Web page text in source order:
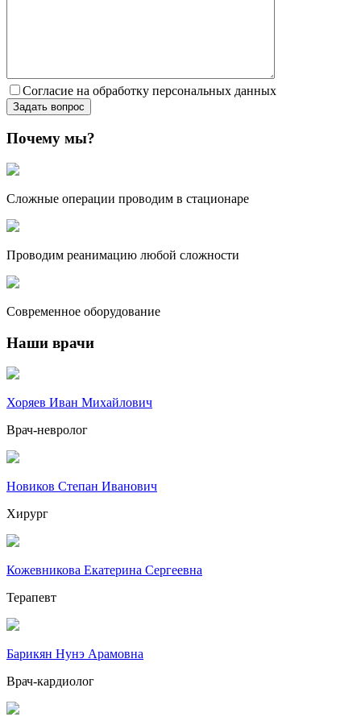
Согласие на обработку персональных данных
Почему мы?
Сложные операции проводим в стационаре
Проводим реанимацию любой сложности
Современное оборудование
Наши врачи
Хоряев Иван Михайлович
Врач-невролог
Новиков Степан Иванович
Хирург
Кожевникова Екатерина Сергеевна
Терапевт
Барикян Нунэ Арамовна
Врач-кардиолог